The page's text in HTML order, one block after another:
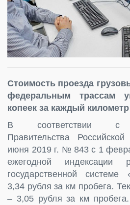
Стоимость проезда
федеральным трассам
копеек за каждый
В соответствии с
Правительства
июня 2019 г. № 843 с 1
ежегодной
государственной системе
3,34 рубля за км пробега.
– 3,05 рубля за км